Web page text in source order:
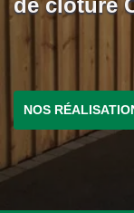
de clôture
NOS